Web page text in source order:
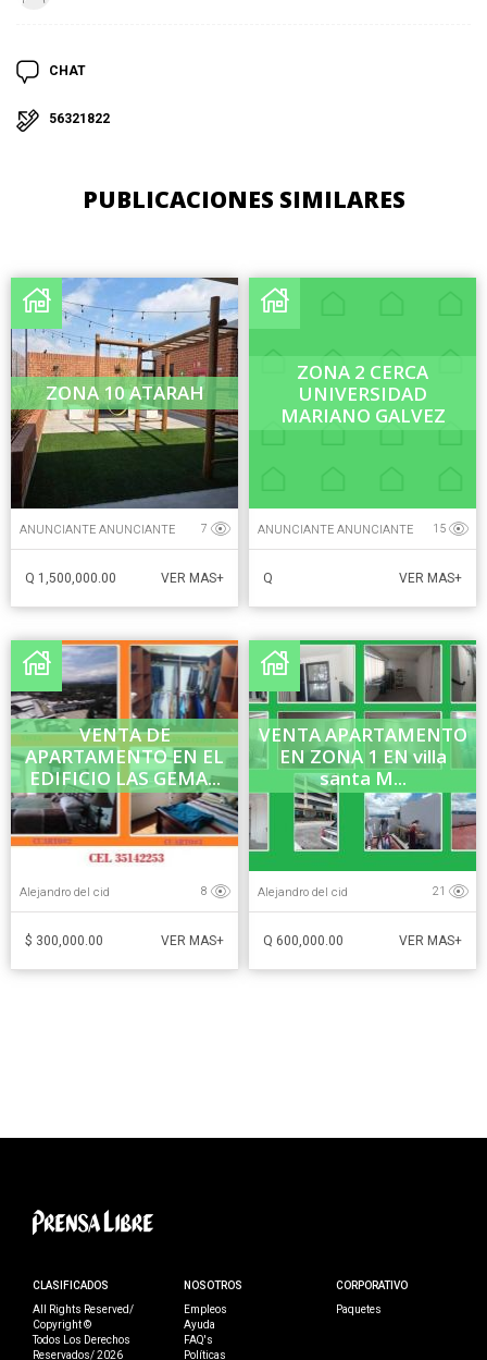
CHAT
56321822
PUBLICACIONES SIMILARES
ZONA 10 ATARAH
ANUNCIANTE ANUNCIANTE 7
Q 1,500,000.00 VER MAS+
ZONA 2 CERCA
UNIVERSIDAD
MARIANO GALVEZ
ANUNCIANTE ANUNCIANTE 15
Q VER MAS+
VENTA DE
APARTAMENTO EN EL
EDIFICIO LAS GEMA...
Alejandro del cid 8
$ 300,000.00 VER MAS+
VENTA APARTAMENTO
EN ZONA 1 EN villa
santa M...
Alejandro del cid 21
Q 600,000.00 VER MAS+
CLASIFICADOS
All Rights Reserved/
Copyright ©
Todos Los Derechos
Reservados/ 2026
NOSOTROS
Empleos
Ayuda
FAQ's
Políticas
CORPORATIVO
Paquetes